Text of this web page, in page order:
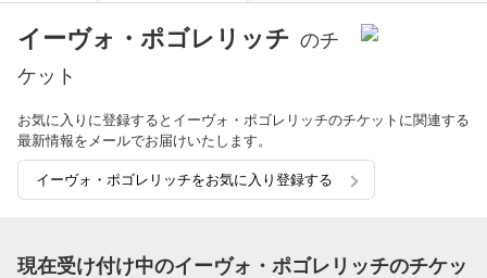
イーヴォ・ポゴレリッチ のチ
ケット
お気に入りに登録するとイーヴォ・ポゴレリッチのチケットに関連する
最新情報をメールでお届けいたします。
イーヴォ・ポゴレリッチをお気に入り登録する
現在受け付け中のイーヴォ・ポゴレリッチのチケッ